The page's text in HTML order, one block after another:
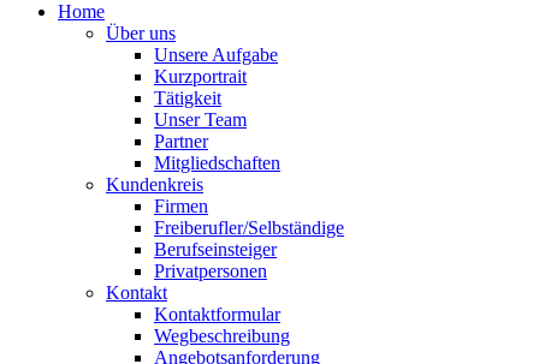
Home
Über uns
Unsere Aufgabe
Kurzportrait
Tätigkeit
Unser Team
Partner
Mitgliedschaften
Kundenkreis
Firmen
Freiberufler/Selbständige
Berufseinsteiger
Privatpersonen
Kontakt
Kontaktformular
Wegbeschreibung
Angebotsanforderung